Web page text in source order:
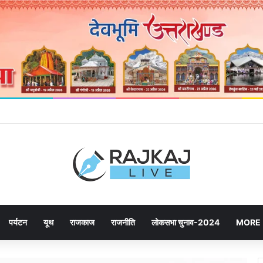
रही जनता, महायोजना-2041 पर दूसरे चरण की सुनवाई में बढ़ी भागीदारी
पर्यटन यूथ राजकाज राजनीति लोकसभा चुनाव-2024 MORE